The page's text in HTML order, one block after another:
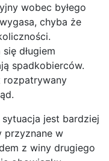
wobec byłego
chyba że
długiem
spadkobierców.
rozpatrywany
sytuacja jest bardziej
przyznane w
z winy drugiego